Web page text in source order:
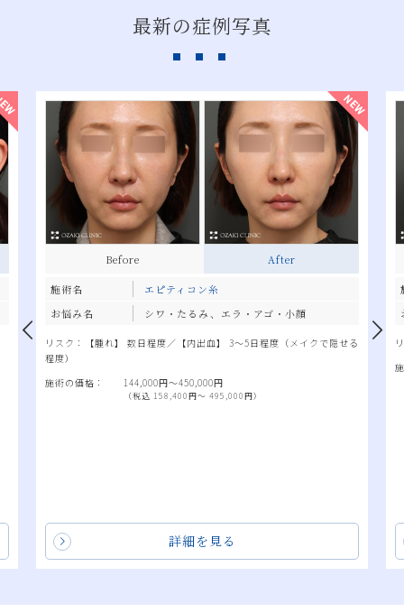
最新の症例写真
Before After
施術名
エピティコン糸
お悩み名
シワ・たるみ、エラ・アゴ・小顔
リスク：【腫れ】 数日程度／【内出血】 3～5日程度（メイクで隠せる
程度）
施術の価格：
144,000円〜450,000円
（税込 158,400円〜 495,000円）
詳細を見る